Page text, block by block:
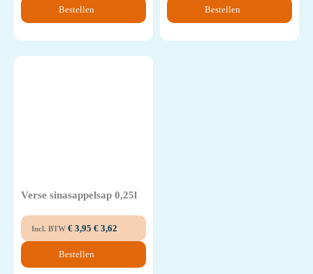
Bestellen Bestellen
Verse sinasappelsap 0,25l
Incl. BTW € 3,95 € 3,62
Bestellen